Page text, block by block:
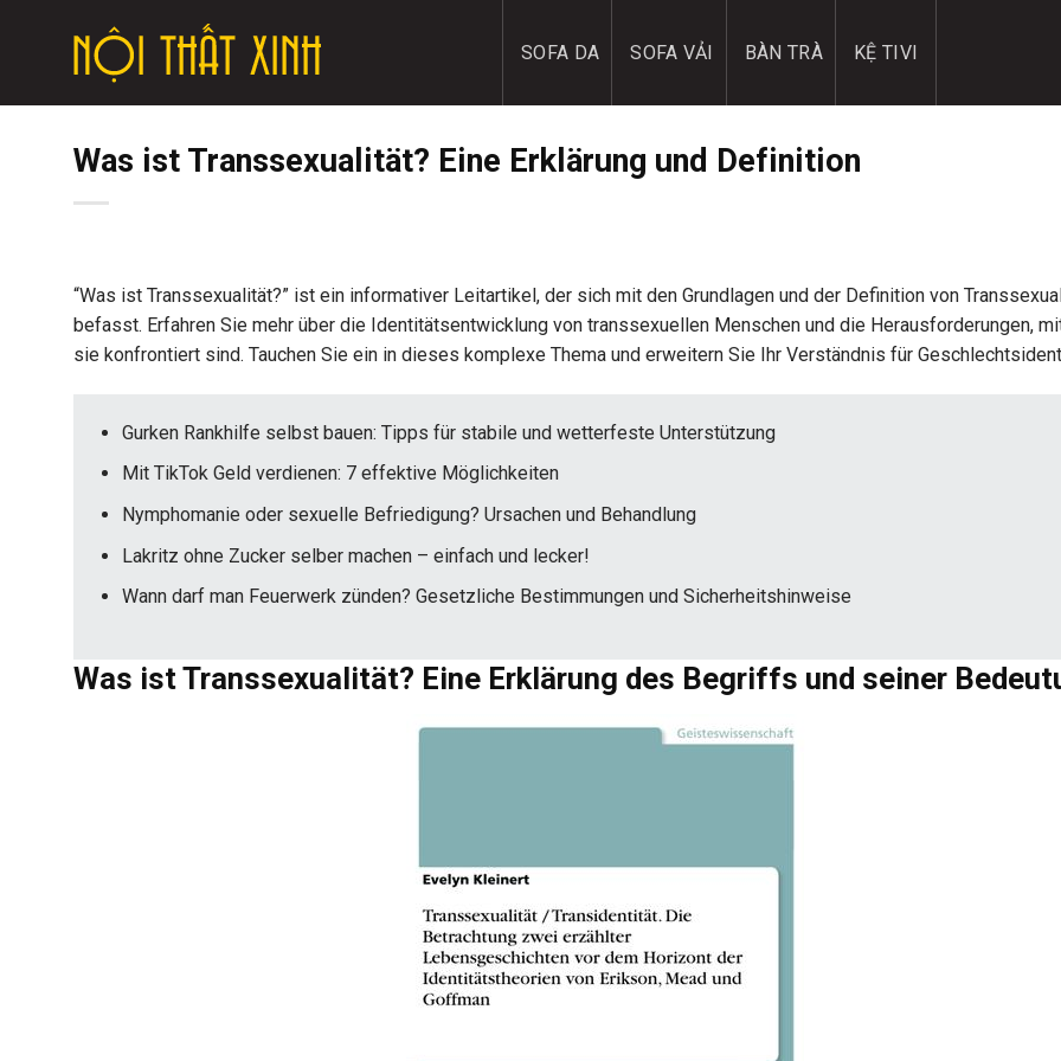
SOFA DA SOFA VẢI BÀN TRÀ KỆ TIVI
Was ist Transsexualität? Eine Erklärung und Definition
“Was ist Transsexualität?” ist ein informativer Leitartikel, der sich mit den Grundlagen und der Definition von
befasst. Erfahren Sie mehr über die Identitätsentwicklung von transsexuellen Menschen und die Herausforderungen,
sie konfrontiert sind. Tauchen Sie ein in dieses komplexe Thema und erweitern Sie Ihr Verständnis für
Gurken Rankhilfe selbst bauen: Tipps für stabile und wetterfeste Unterstützung
Mit TikTok Geld verdienen: 7 effektive Möglichkeiten
Nymphomanie oder sexuelle Befriedigung? Ursachen und Behandlung
Lakritz ohne Zucker selber machen – einfach und lecker!
Wann darf man Feuerwerk zünden? Gesetzliche Bestimmungen und Sicherheitshinweise
Was ist Transsexualität? Eine Erklärung des Begriffs und seiner